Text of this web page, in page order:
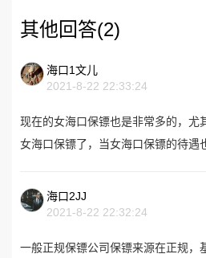
其他回答(2)
海口1文儿
2021-8-22 22:33:24
现在的女海口保镖也是非常多的，尤
女海口保镖了，当女海口保镖的待遇
海口2JJ
2021-8-22 22:32:24
一般正规保镖公司保镖来源在正规，